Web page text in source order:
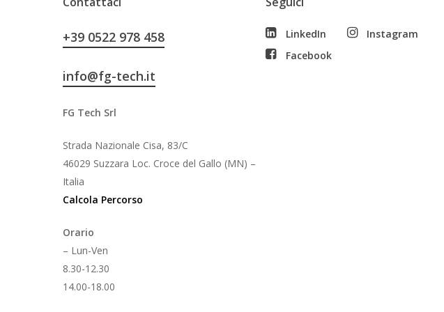
+39 0522 978 458
info@fg-tech.it
FG Tech Srl
Strada Nazionale Cisa, 83/C
46029 Suzzara Loc. Croce del Gallo (MN) –
Italia
Calcola Percorso
Orario
– Lun-Ven
8.30-12.30
14.00-18.00
LinkedIn
Instagram
Facebook